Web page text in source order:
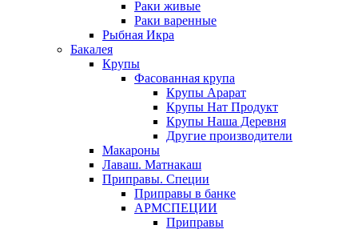
Раки живые
Раки варенные
Рыбная Икра
Бакалея
Крупы
Фасованная крупа
Крупы Арарат
Крупы Нат Продукт
Крупы Наша Деревня
Другие производители
Макароны
Лаваш. Матнакаш
Приправы. Специи
Приправы в банке
АРМСПЕЦИИ
Приправы